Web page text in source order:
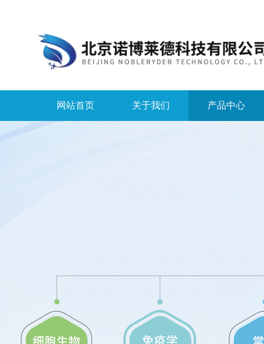
网站首页 关于我们 产品中心